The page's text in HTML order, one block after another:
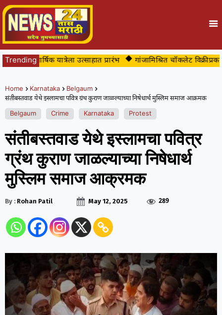
Trending
वार्षिक यात्रेला उत्साहात प्रारंभ गांजामिश्रित चॉकलेट विक्रीप्रकरणी
Home Karnataka
Belgaum
संतीबस्तवाड येथे इस्लामचा पवित्र ग्रंथ कुराण जाळल्याच्या निषेधार्थ मुस्लिम समाज आक्रमक
Belgaum
Crime Karnataka Protest
संतीबस्तवाड येथे इस्लामचा पवित्र
ग्रंथ कुराण जाळल्याच्या निषेधार्थ
मुस्लिम समाज आक्रमक
By : Rohan Patil May 12, 2025 289